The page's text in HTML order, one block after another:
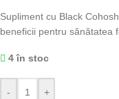
Supliment cu Black
beneficii pentru sănătatea
4 în stoc
- +